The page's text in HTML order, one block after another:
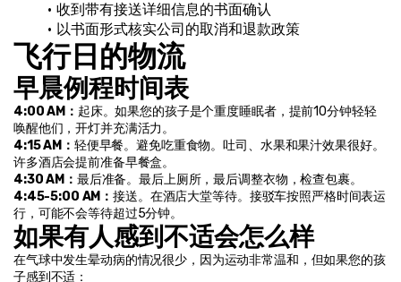
收到带有接送详细信息的书面确认
以书面形式核实公司的取消和退款政策
飞行日的物流
早晨例程时间表
4:00 AM： 起床。如果您的孩子是个重度睡眠者，提前10分钟轻轻
唤醒他们，开灯并充满活力。
4:15 AM： 轻便早餐。避免吃重食物。吐司、水果和果汁效果很好。
许多酒店会提前准备早餐盒。
4:30 AM： 最后准备。最后上厕所，最后调整衣物，检查包裹。
4:45-5:00 AM：接送。在酒店大堂等待。接驳车按照严格时间表运
行，可能不会等待超过5分钟。
如果有人感到不适会怎么样
在气球中发生晕动病的情况很少，因为运动非常温和，但如果您的孩
子感到不适：